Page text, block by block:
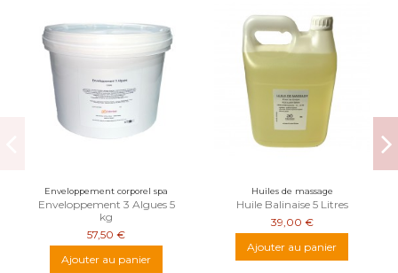
Enveloppement corporel spa
Enveloppement 3 Algues 5
kg
57,50 €
Ajouter au panier
Huiles de massage
Huile Balinaise 5 Litres
39,00 €
Ajouter au panier